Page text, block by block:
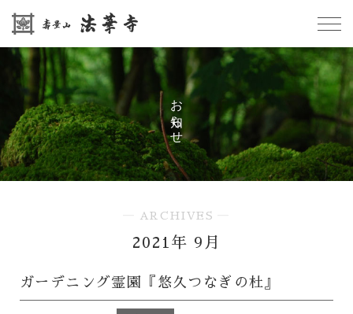
お知らせ
― ARCHIVES ―
2021年 9月
ガーデニング霊園『悠久つなぎの杜』